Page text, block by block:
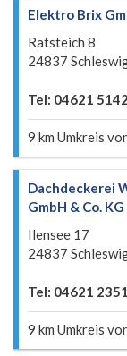
Elektro Brix
Ratsteich 8
24837
Tel: 04621
9 km Umkreis
Dachdeckerei
GmbH & Co. KG
Ilensee 17
24837
Tel: 04621
9 km Umkreis